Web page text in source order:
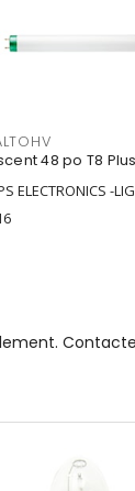
48 po T8
ELECTRONICS -